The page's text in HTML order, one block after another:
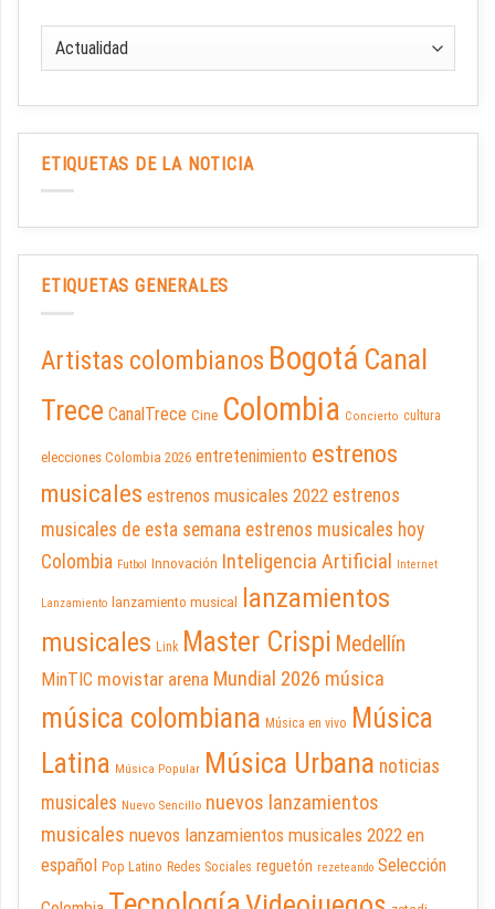
ETIQUETAS DE LA NOTICIA
ETIQUETAS GENERALES
Artistas colombianos Bogotá Canal
Trece CanalTrece Cine Colombia Concierto cultura
elecciones Colombia 2026 entretenimiento estrenos
musicales estrenos musicales 2022 estrenos
musicales de esta semana estrenos musicales hoy
Colombia Futbol Innovación Inteligencia Artificial Internet
Lanzamiento lanzamiento musical lanzamientos
musicales Link Master Crispi Medellín
MinTIC movistar arena Mundial 2026 música
música colombiana Música en vivo Música
Latina Música Popular Música Urbana noticias
musicales Nuevo Sencillo nuevos lanzamientos
musicales nuevos lanzamientos musicales 2022 en
español Pop Latino Redes Sociales reguetón rezeteando Selección